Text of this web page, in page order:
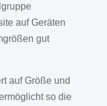
auf Geräten
gut
auf Größe und
so die